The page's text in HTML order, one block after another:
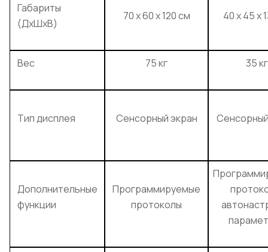
Габариты
(ДхШхВ)
70 х 60 х 120 см 40 х 45 х
Вес 75 кг 35 кг
Тип дисплея Сенсорный экран
Дополнительные
функции
Программируемые
протоколы